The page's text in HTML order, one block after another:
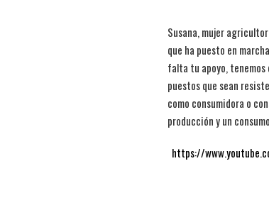
Susana, mujer
que ha puesto en
falta tu apoyo, tenemos
puestos que sean
como consumidora o
producción y un
https://